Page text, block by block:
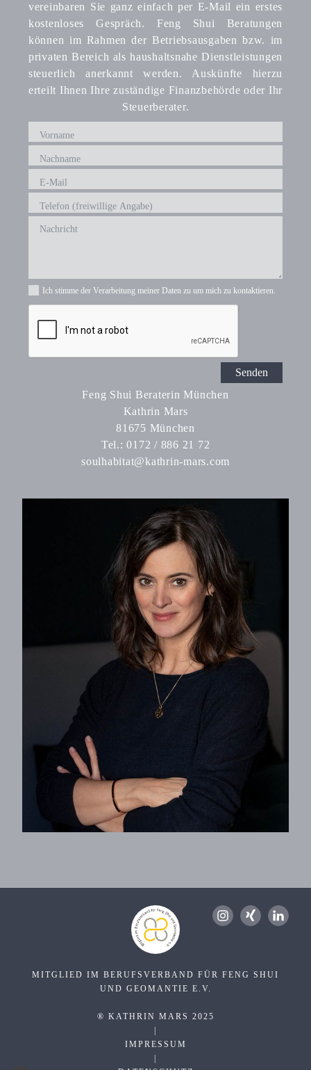
vereinbaren Sie ganz einfach per E-Mail ein erstes
kostenloses Gespräch. Feng Shui Beratungen
können im Rahmen der Betriebsausgaben bzw. im
privaten Bereich als haushaltsnahe Dienstleistungen
steuerlich anerkannt werden. Auskünfte hierzu
erteilt Ihnen Ihre zuständige Finanzbehörde oder Ihr
Steuerberater.
Ich stimme der Verarbeitung meiner Daten zu um mich zu kontaktieren.
Senden
Feng Shui Beraterin München
Kathrin Mars
81675 München
Tel.:0172 / 886 21 72
soulhabitat@kathrin-mars.com
MITGLIED IM BERUFSVERBAND FÜR FENG SHUI
UND GEOMANTIE E.V.
® KATHRIN MARS 2025
IMPRESSUM